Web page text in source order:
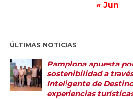
« Jun
ÚLTIMAS NOTICIAS
Pamplona apuesta
sostenibilidad a
Inteligente de
experiencias